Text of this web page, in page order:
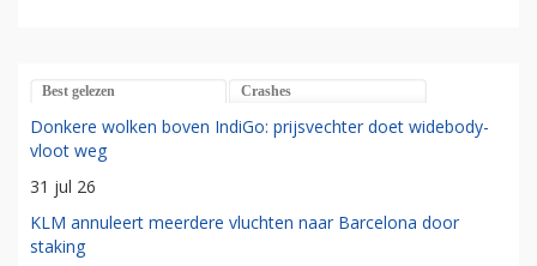
Best gelezen Crashes
Donkere wolken boven IndiGo: prijsvechter doet widebody-
vloot weg
31 jul 26
KLM annuleert meerdere vluchten naar Barcelona door
staking